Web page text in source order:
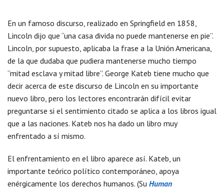
En un famoso discurso, realizado en Springfield en 1858,
Lincoln dijo que “una casa divida no puede mantenerse en pie”.
Lincoln, por supuesto, aplicaba la frase a la Unión Americana,
de la que dudaba que pudiera mantenerse mucho tiempo
“mitad esclava y mitad libre”. George Kateb tiene mucho que
decir acerca de este discurso de Lincoln en su importante
nuevo libro, pero los lectores encontrarán difícil evitar
preguntarse si el sentimiento citado se aplica a los libros igual
que a las naciones. Kateb nos ha dado un libro muy
enfrentado a sí mismo.
El enfrentamiento en el libro aparece así. Kateb, un
importante teórico político contemporáneo, apoya
enérgicamente los derechos humanos. (Su Human